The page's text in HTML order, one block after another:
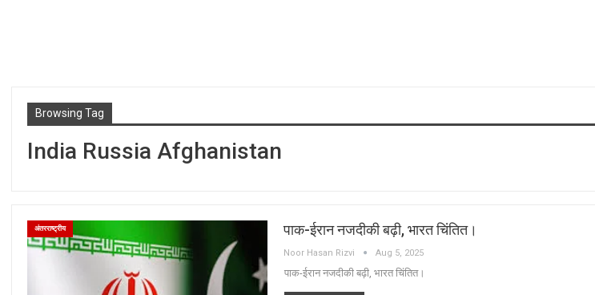
Browsing Tag
India Russia Afghanistan
अंतरराष्ट्रीय पाक-ईरान नजदीकी बढ़ी, भारत चिंतित।
Noor Hasan Rizvi Aug 5, 2025
पाक-ईरान नजदीकी बढ़ी, भारत चिंतित।